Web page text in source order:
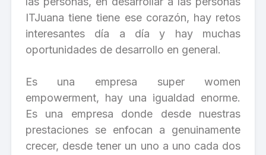
ITJuana tiene tiene ese corazón, hay retos
interesantes día a día y hay muchas
oportunidades de desarrollo en general.
Es una empresa super women
empowerment, hay una igualdad enorme.
Es una empresa donde desde nuestras
prestaciones se enfocan a genuinamente
crecer, desde tener un uno a uno cada dos